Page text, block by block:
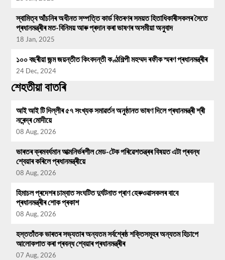
স্বামিত্ব আঁচনিৰ অধীনত সম্পত্তি কাৰ্ড বিতৰণৰ সময়ত হিতাধিকাৰীসকলৰ সৈতে
প্ৰধানমন্ত্ৰীৰ মত-বিনিময় আৰু প্ৰদান কৰা ভাষণৰ অসমীয়া অনুবাদ
18 Jan, 2025
১০০ বছৰীয়া জন্ম জয়ন্তীত কিংবদন্তী কণ্ঠশিল্পী মহম্মদ ৰফীক স্মৰণ প্ৰধানমন্ত্ৰীৰ
24 Dec, 2024
শেহতীয়া বাতৰি
আই আই টি দিল্লীৰ ৫৭ সংখ্যক সমাৱৰ্তন অনুষ্ঠানত ভাষণ দিলে প্ৰধানমন্ত্ৰী শ্ৰী
নৰেন্দ্ৰ মোদীয়ে
08 Aug, 2026
ভাৰতৰ ক্ৰমবৰ্ধমান আত্মনিৰ্ভৰশীল মেড-টেক পৰিৱেশতন্ত্ৰৰ বিষয়ত এটা প্ৰবন্ধ
শ্বেয়াৰ কৰিলে প্ৰধানমন্ত্ৰীয়ে
08 Aug, 2026
হিমাচল প্ৰদেশৰ চাম্বাত সংঘটিত দুৰ্ঘটনাত প্ৰাণ হেৰুওৱাসকলৰ বাবে
প্ৰধানমন্ত্ৰীৰ শোক প্ৰকাশ
08 Aug, 2026
হস্ততাঁতক ভাৰতৰ সভ্যতাৰ অন্যতম সৰ্বশ্ৰেষ্ঠ শক্তিসমূহৰ অন্যতম হিচাপে
আলোকপাত কৰা প্ৰবন্ধ শ্বেয়াৰ প্ৰধানমন্ত্ৰীৰ
07 Aug, 2026